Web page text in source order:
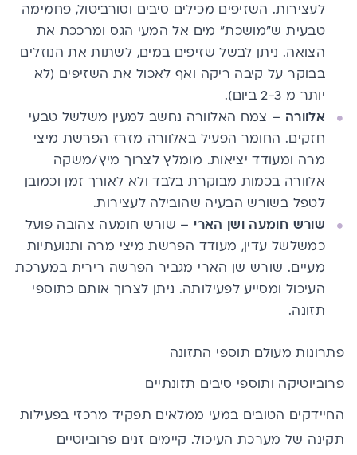
לעצירות. השזיפים מכילים סיבים וסורביטול, פחמימה
טבעית ש"מושכת" מים אל המעי הגס ומרככת את
הצואה. ניתן לבשל שזיפים במים, לשתות את הנוזלים
בבוקר על קיבה ריקה ואף לאכול את השזיפים (לא
יותר מ 2-3 ביום).
אלוורה – צמח האלוורה נחשב למעין משלשל טבעי
חזקים. החומר הפעיל באלוורה מזרז הפרשת מיצי
מרה ומעודד יציאות. מומלץ לצרוך מיץ/משקה
אלוורה בכמות מבוקרת בלבד ולא לאורך זמן וכמובן
לטפל בשורש הבעיה שהובילה לעצירות.
שורש חומעה ושן הארי – שורש חומעה צהובה פועל
כמשלשל עדין, מעודד הפרשת מיצי מרה ותנועתיות
מעיים. שורש שן הארי מגביר הפרשה רירית במערכת
העיכול ומסייע לפעילותה. ניתן לצרוך אותם כתוספי
תזונה.
פתרונות מעולם תוספי התזונה
פרוביוטיקה ותוספי סיבים תזונתיים
החיידקים הטובים במעי ממלאים תפקיד מרכזי בפעילות
תקינה של מערכת העיכול. קיימים זנים פרוביוטיים